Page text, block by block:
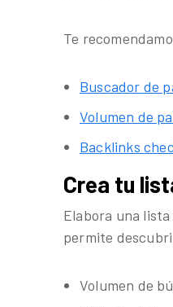
Te
Buscador de
Volumen de
Backlinks
Crea tu
Elabora una
permite
Volumen de